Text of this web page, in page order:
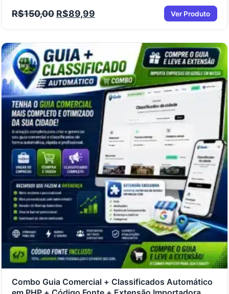
R$150,00 R$89,99 Ver Produto
Combo Guia Comercial + Classificados Automático